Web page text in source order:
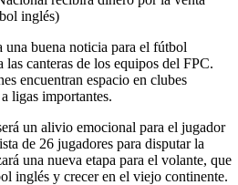
inglés)
una buena noticia para el fútbol
canteras de los equipos del FPC.
encuentran espacio en clubes
ligas importantes.
un alivio emocional para el jugador
de 26 jugadores para disputar la
una nueva etapa para el volante, que
inglés y crecer en el viejo continente.